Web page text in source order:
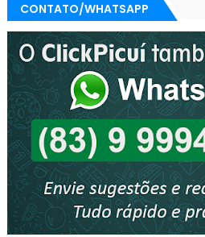
CONTATO/WHATSAPP